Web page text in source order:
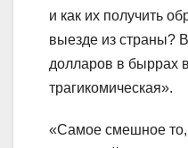
и как их получить
выезде из страны?
долларов в быррах
трагикомическая».
«Самое смешное